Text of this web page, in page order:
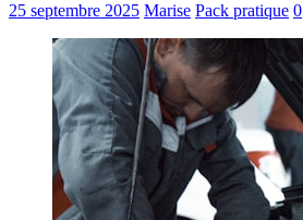
25 septembre 2025 Marise Pack pratique 0